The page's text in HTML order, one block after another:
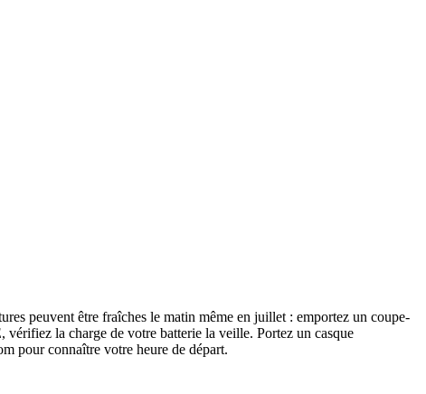
peuvent être fraîches le matin même en juillet : emportez un coupe-
la charge de votre batterie la veille. Portez un casque
pour connaître votre heure de départ.